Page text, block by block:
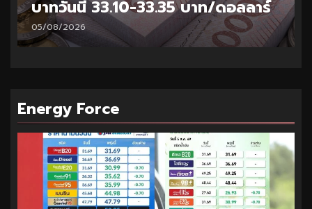
บาทวันนี้ 33.10-33.35 บาท/ดอลลาร์
05/08/2026
Energy Force